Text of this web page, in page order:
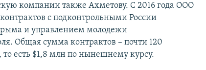
компании также Ахметову. С 2016 года ООО
с подконтрольными России
и управлением молодежи
Общая сумма контрактов – почти 120
есть $1,8 млн по нынешнему курсу.